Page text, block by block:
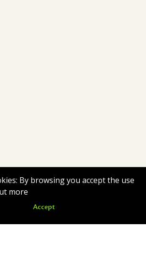
By browsing you accept the use
more
Accept